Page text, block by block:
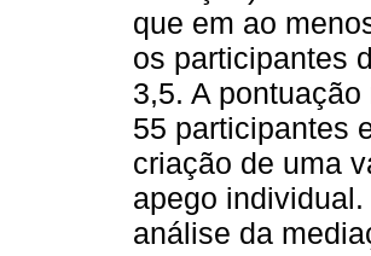
que em ao
os participantes
3,5. A
55 participantes
criação de uma
apego
análise da